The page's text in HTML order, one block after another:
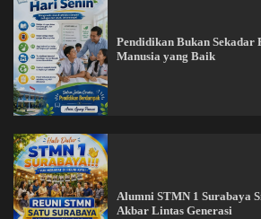
Pendidikan Bukan Sekadar
Manusia yang Baik
Alumni STMN 1 Surabaya
Akbar Lintas Generasi